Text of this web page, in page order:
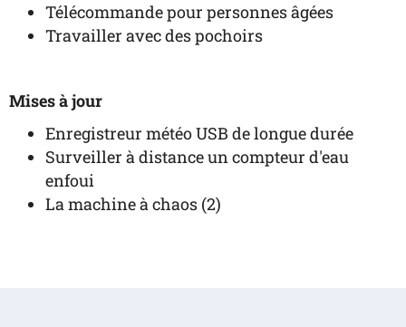
Télécommande pour personnes âgées
Travailler avec des pochoirs
Mises à jour
Enregistreur météo USB de longue durée
Surveiller à distance un compteur d'eau
enfoui
La machine à chaos (2)